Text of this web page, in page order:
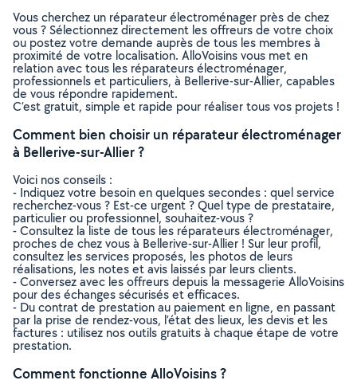
Vous cherchez un réparateur électroménager près de chez
vous ? Sélectionnez directement les offreurs de votre choix
ou postez votre demande auprès de tous les membres à
proximité de votre localisation. AlloVoisins vous met en
relation avec tous les réparateurs électroménager,
professionnels et particuliers, à Bellerive-sur-Allier, capables
de vous répondre rapidement.
C’est gratuit, simple et rapide pour réaliser tous vos projets !
Comment bien choisir un réparateur électroménager
à Bellerive-sur-Allier ?
Voici nos conseils :
- Indiquez votre besoin en quelques secondes : quel service
recherchez-vous ? Est-ce urgent ? Quel type de prestataire,
particulier ou professionnel, souhaitez-vous ?
- Consultez la liste de tous les réparateurs électroménager,
proches de chez vous à Bellerive-sur-Allier ! Sur leur profil,
consultez les services proposés, les photos de leurs
réalisations, les notes et avis laissés par leurs clients.
- Conversez avec les offreurs depuis la messagerie AlloVoisins
pour des échanges sécurisés et efficaces.
- Du contrat de prestation au paiement en ligne, en passant
par la prise de rendez-vous, l’état des lieux, les devis et les
factures : utilisez nos outils gratuits à chaque étape de votre
prestation.
Comment fonctionne AlloVoisins ?